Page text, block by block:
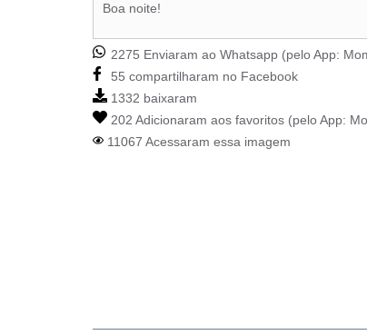
Boa noite!
2275 Enviaram ao Whatsapp (pelo App:
55 compartilharam no Facebook
1332 baixaram
202 Adicionaram aos favoritos (pelo App:
11067 Acessaram essa imagem